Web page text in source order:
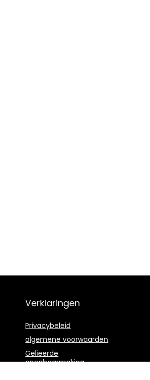
Verklaringen
Privacybeleid
algemene voorwaarden
Gelieerde
openbaarmaking